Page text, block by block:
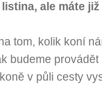
ale máte
tom, kolik koní
budeme
v půli cesty